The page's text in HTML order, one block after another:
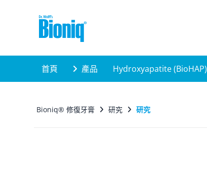
首頁 產品 Hydroxyapatite (BioHAP)
Bioniq® 修復牙膏 研究 研究